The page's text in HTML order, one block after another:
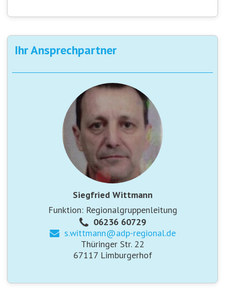
Ihr Ansprechpartner
Siegfried Wittmann
Funktion: Regionalgruppenleitung
06236 60729
s.wittmann@adp-regional.de
Thüringer Str. 22
67117 Limburgerhof